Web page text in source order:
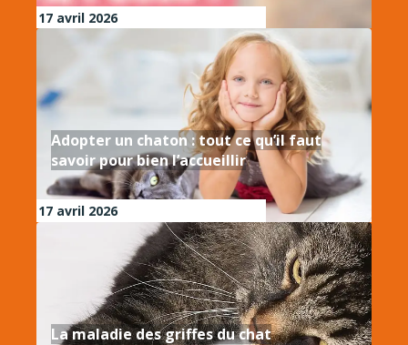
17 avril 2026
Adopter un chaton : tout ce qu’il faut
savoir pour bien l’accueillir
17 avril 2026
La maladie des griffes du chat